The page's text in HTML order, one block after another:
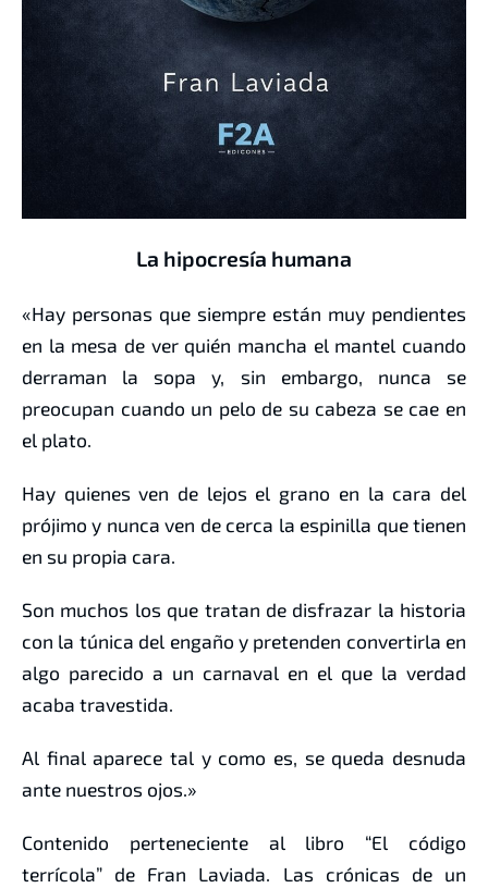
La hipocresía humana
«Hay personas que siempre están muy pendientes
en la mesa de ver quién mancha el mantel cuando
derraman la sopa y, sin embargo, nunca se
preocupan cuando un pelo de su cabeza se cae en
el plato.
Hay quienes ven de lejos el grano en la cara del
prójimo y nunca ven de cerca la espinilla que tienen
en su propia cara.
Son muchos los que tratan de disfrazar la historia
con la túnica del engaño y pretenden convertirla en
algo parecido a un carnaval en el que la verdad
acaba travestida.
Al final aparece tal y como es, se queda desnuda
ante nuestros ojos.»
Contenido perteneciente al libro “El código
terrícola” de Fran Laviada. Las crónicas de un